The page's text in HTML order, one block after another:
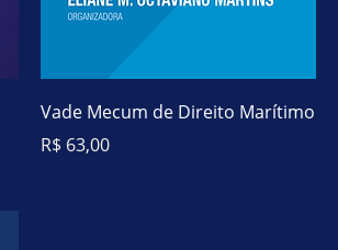
Vade Mecum de Direito Marítimo
Preço
R$ 63,00